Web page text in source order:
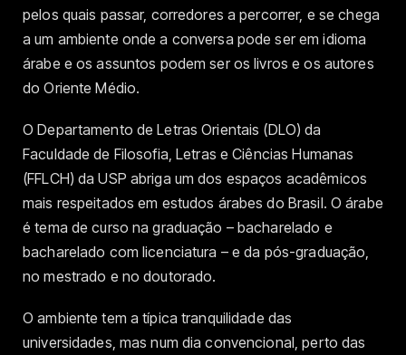
pelos quais passar, corredores a percorrer, e se chega
a um ambiente onde a conversa pode ser em idioma
árabe e os assuntos podem ser os livros e os autores
do Oriente Médio.
O Departamento de Letras Orientais (DLO) da
Faculdade de Filosofia, Letras e Ciências Humanas
(FFLCH) da USP abriga um dos espaços acadêmicos
mais respeitados em estudos árabes do Brasil. O árabe
é tema de curso na graduação – bacharelado e
bacharelado com licenciatura – e da pós-graduação,
no mestrado e no doutorado.
O ambiente tem a típica tranquilidade das
universidades, mas num dia convencional, perto das